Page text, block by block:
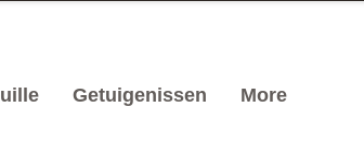
Getuigenissen More